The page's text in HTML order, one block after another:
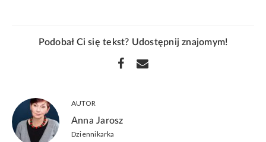
Podobał Ci się tekst? Udostępnij znajomym!
AUTOR
Anna Jarosz
Dziennikarka